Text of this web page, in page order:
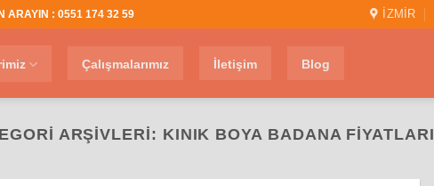
ARAYIN : 0551 174 32 59 İZMİR
Çalışmalarımız İletişim Blog
ARŞIVLERI: KINIK BOYA BADANA FIYATLARI